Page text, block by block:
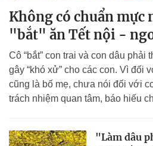
Không có chuẩn mực
"bắt" ăn Tết nội -
Cô “bắt” con trai và con dâu phải
gây “khó xử” cho các con. Vì đối
cũng là bố mẹ, chưa nói đối với
trách nhiệm quan tâm, báo hiếu
"Làm dâu